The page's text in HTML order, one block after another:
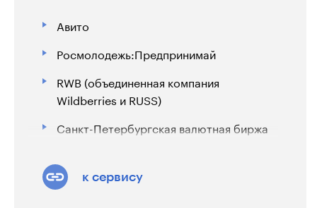
Авито
Росмолодежь:Предпринимай
RWB (объединенная компания
Wildberries и RUSS)
Санкт-Петербургская валютная биржа
к сервису